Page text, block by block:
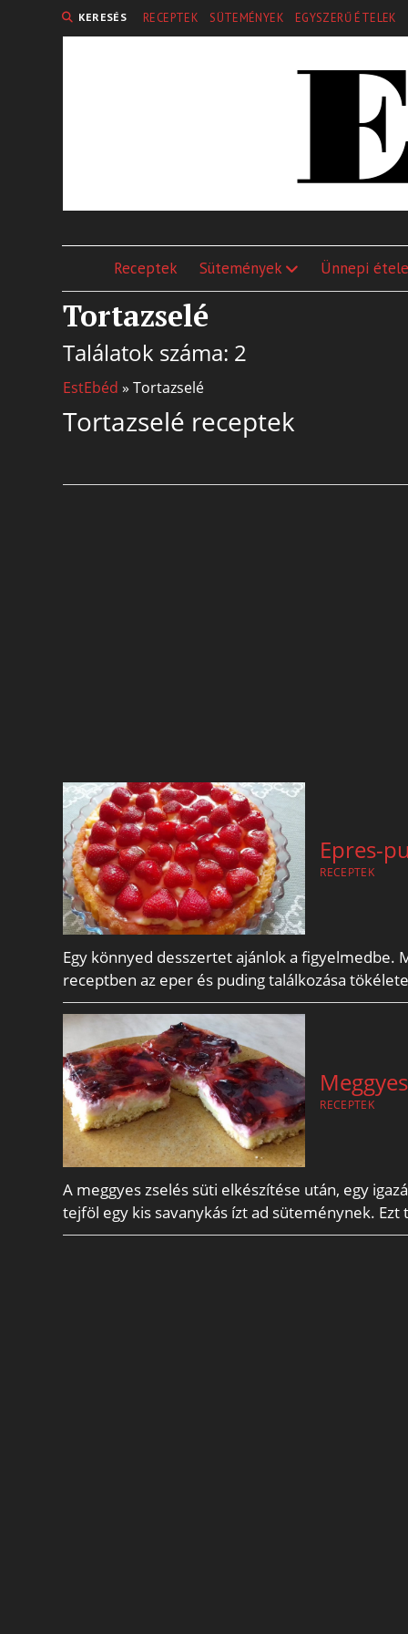
KERESÉS RECEPTEK SÜTEMÉNYEK EGYSZERŰ ÉTELEK
Receptek Sütemények Ünnepi
Tortazselé
Találatok száma: 2
EstEbéd » Tortazselé
Tortazselé receptek
Epres-
RECEPTEK
Egy könnyed desszertet ajánlok a figyelmedbe.
receptben az eper és puding találkozása
RECEPTEK
A meggyes zselés süti elkészítése után, egy
tejföl egy kis savanykás ízt ad süteménynek. Ezt